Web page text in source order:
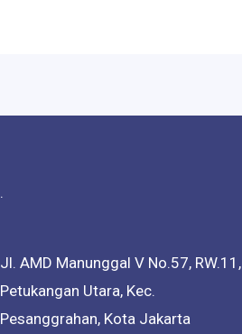
.
Jl. AMD Manunggal V No.57, RW.11,
Petukangan Utara, Kec.
Pesanggrahan, Kota Jakarta